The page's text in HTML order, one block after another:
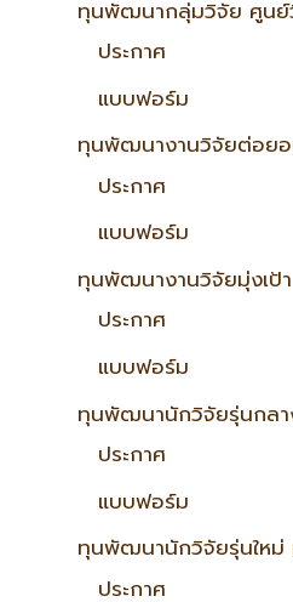
ทุนพัฒนากลุ่มวิจัย ศูนย์
ประกาศ
แบบฟอร์ม
ทุนพัฒนางานวิจัยต่อย
ประกาศ
แบบฟอร์ม
ทุนพัฒนางานวิจัยมุ่งเป้า
ประกาศ
แบบฟอร์ม
ทุนพัฒนานักวิจัยรุ่นกลา
ประกาศ
แบบฟอร์ม
ทุนพัฒนานักวิจัยรุ่นใหม่
ประกาศ